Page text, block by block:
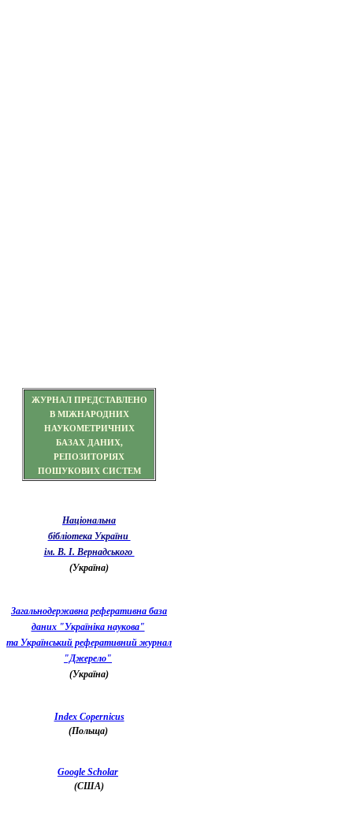
ЖУРНАЛ ПРЕДСТАВЛЕНО
В МІЖНАРОДНИХ
НАУКОМЕТРИЧНИХ
БАЗАХ ДАНИХ,
РЕПОЗИТОРІЯХ
ПОШУКОВИХ СИСТЕМ
Національна
бібліотека України
ім. В. І. Вернадського
(Україна)
Загальнодержавна реферативна база
даних "Україніка наукова"
та Український реферативний журнал
"Джерело"
(Україна)
Index Copernicus
(Польща)
Google Scholar
(США)